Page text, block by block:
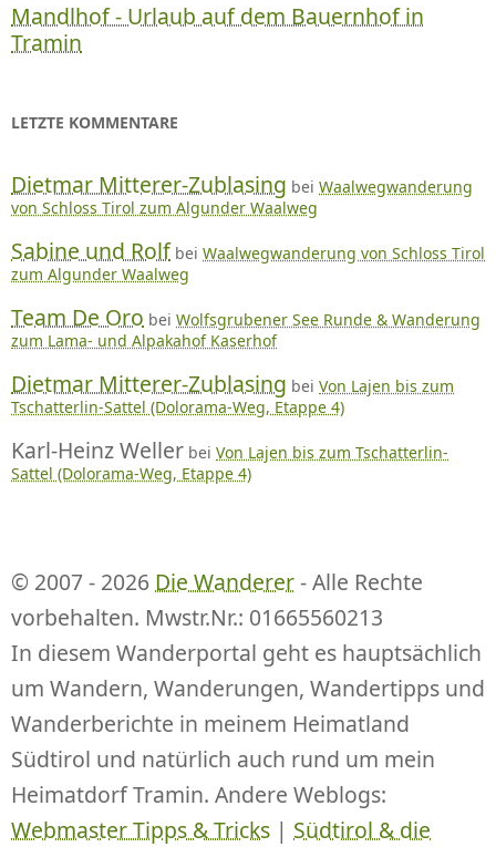
Mandlhof - Urlaub auf dem Bauernhof in
Tramin
LETZTE KOMMENTARE
Dietmar Mitterer-Zublasing bei Waalwegwanderung
von Schloss Tirol zum Algunder Waalweg
Sabine und Rolf bei Waalwegwanderung von Schloss Tirol
zum Algunder Waalweg
Team De Oro bei Wolfsgrubener See Runde & Wanderung
zum Lama- und Alpakahof Kaserhof
Dietmar Mitterer-Zublasing bei Von Lajen bis zum
Tschatterlin-Sattel (Dolorama-Weg, Etappe 4)
Karl-Heinz Weller bei Von Lajen bis zum Tschatterlin-
Sattel (Dolorama-Weg, Etappe 4)
© 2007 - 2026 Die Wanderer- Alle Rechte
vorbehalten. Mwstr.Nr.: 01665560213
In diesem Wanderportal geht es hauptsächlich
um Wandern, Wanderungen, Wandertipps und
Wanderberichte in meinem Heimatland
Südtirol und natürlich auch rund um mein
Heimatdorf Tramin. Andere Weblogs:
Webmaster Tipps & Tricks | Südtirol & die